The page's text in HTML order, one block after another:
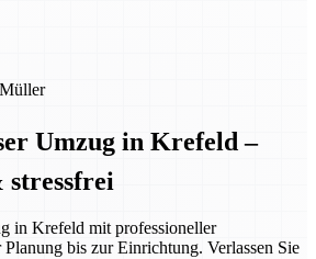
Umzug in Krefeld –
stressfrei
in Krefeld mit professioneller
bis zur Einrichtung. Verlassen Sie